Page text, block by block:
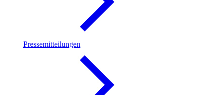
Pressemitteilungen